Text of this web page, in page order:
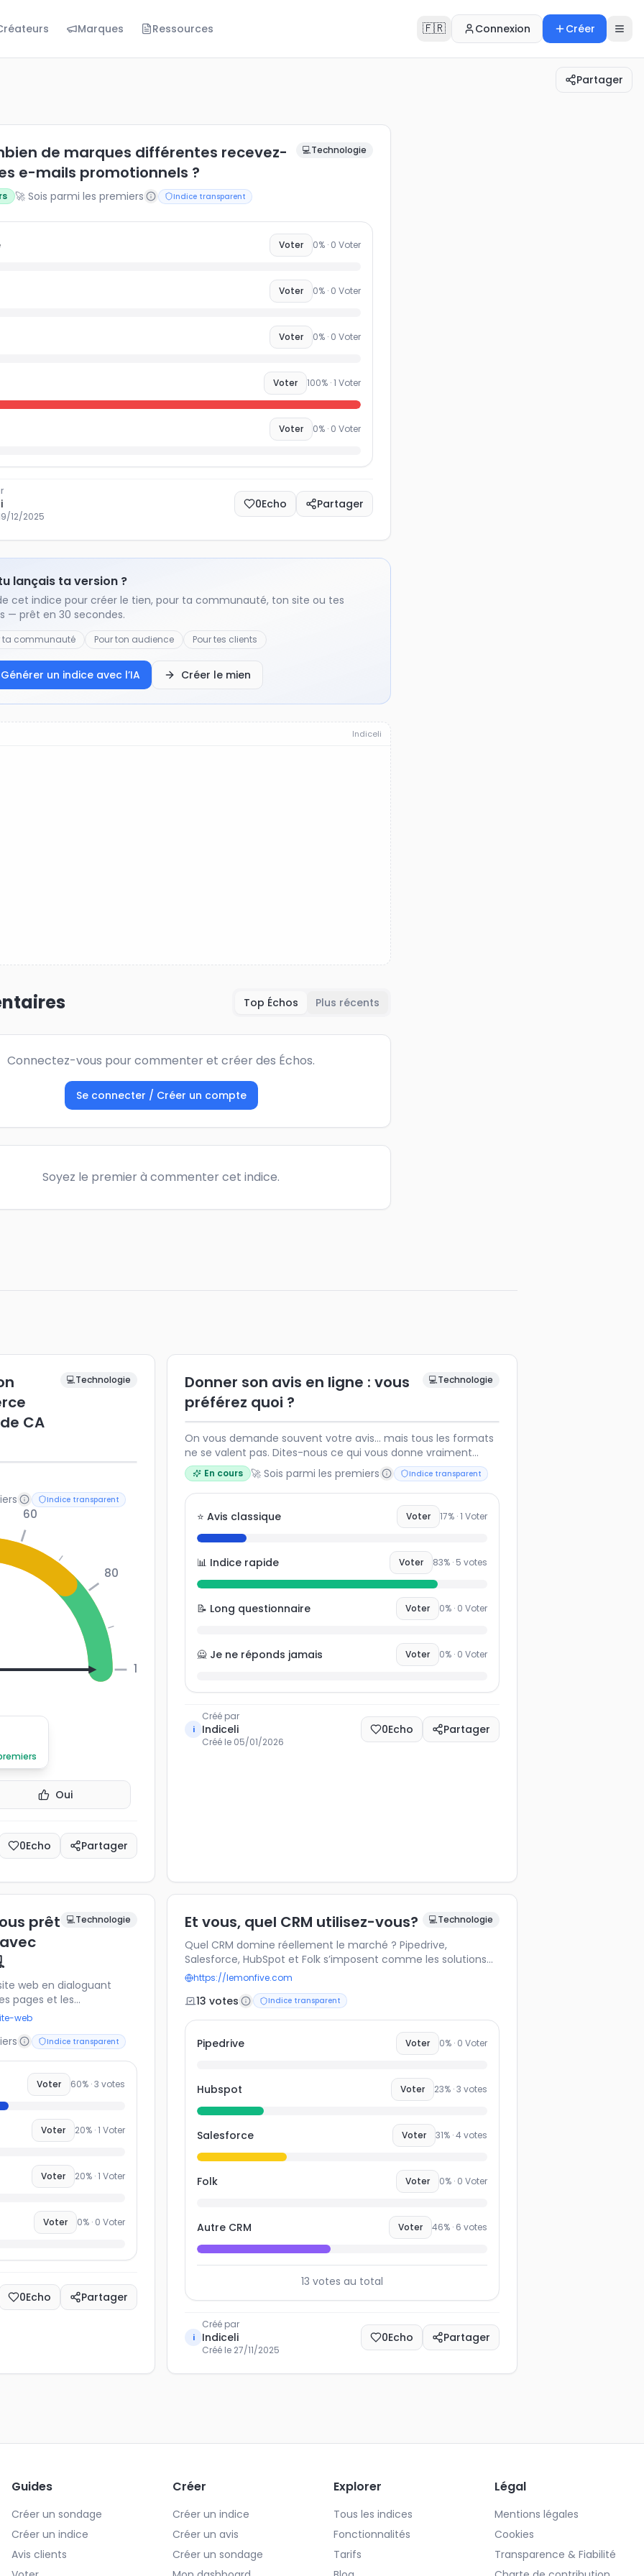
Marques Ressources 🇫🇷 Connexion Créer
Partager
marques différentes recevez-vous des e-mails promotionnels ?
de marques différentes recevez-
e-mails promotionnels ?
💻Technologie
🚀 Sois parmi les premiers Indice transparent
Voter 0% · 0 Voter
Voter 0% · 0 Voter
Voter 0% · 0 Voter
Voter 100% ·1 Voter
Voter 0% · 0 Voter
12/2025
0Echo Partager
lançais ta version ?
cet indice pour créer le tien, pour ta communauté, ton site ou tes
— prêt en 30 secondes.
ta communauté Pour ton audience Pour tes clients
Générer un indice avec l’IA Créer le mien
Indiceli
Top Échos Plus récents
Connectez-vous pour commenter et créer des Échos.
Se connecter / Créer un compte
Soyez le premier à commenter cet indice.
CA
💻Technologie
Indice transparent
60
80
100
Oui
0Echo Partager
Donner son avis en ligne : vous
préférez quoi ?
💻Technologie
On vous demande souvent votre avis… mais tous les formats
ne se valent pas. Dites-nous ce qui vous donne vraiment
envie de participer.
En cours 🚀 Sois parmi les premiers Indice transparent
⭐ Avis classique Voter 17% ·1 Voter
📊 Indice rapide Voter 83% · 5 votes
📝 Long questionnaire Voter 0% · 0 Voter
🙅 Je ne réponds jamais Voter 0% · 0 Voter
i
Créé par
Indiceli
Créé le 05/01/2026
0Echo Partager
prêt 💻Technologie
web en dialoguant
pages et les
promet plus
💻. Mais elle
concevoir un projet
nouvelle manière de
web
Indice transparent
Voter 60% ·3 votes
Voter 20% ·1 Voter
Voter 20% ·1 Voter
Voter 0% · 0 Voter
0Echo Partager
Et vous, quel CRM utilisez-vous? 💻Technologie
Quel CRM domine réellement le marché ? Pipedrive,
Salesforce, HubSpot et Folk s’imposent comme les solutions
les plus utilisées par les équipes commerciales, chacune avec
reporting, intégration marketing ou simplicité d’usage. Votez
pour l’outil que vous utilisez : ce benchmark collaboratif
permettra de comparer les CRM les plus populaires et
d’identifier les tendances du marché B2B.
https://lemonfive.com
13 votes Indice transparent
Pipedrive Voter 0% · 0 Voter
Hubspot Voter 23% ·3 votes
Salesforce Voter 31% ·4votes
Folk Voter 0% · 0 Voter
Autre CRM Voter 46% · 6 votes
13 votes au total
i
Créé par
Indiceli
Créé le 27/11/2025
0Echo Partager
Guides
Créer un sondage
Créer un indice
Avis clients
Créer
Créer un indice
Créer un avis
Créer un sondage
Explorer
Tous les indices
Fonctionnalités
Tarifs
Légal
Mentions légales
Cookies
Transparence & Fiabilité